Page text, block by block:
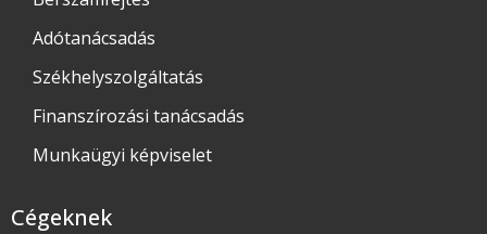
Adótanácsadás
Székhelyszolgáltatás
Finanszírozási tanácsadás
Munkaügyi képviselet
Cégeknek